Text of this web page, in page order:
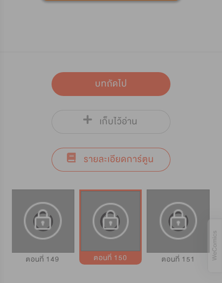
บทถัดไป
เก็บไว้อ่าน
รายละเอียดการ์ตูน
ตอนที่ 149 ตอนที่ 150 ตอนที่ 151